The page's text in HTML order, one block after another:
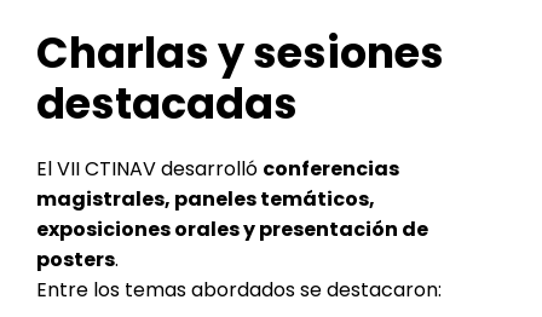
Charlas y sesiones
destacadas
El VII CTINAV desarrolló conferencias
magistrales, paneles temáticos,
exposiciones orales y presentación de
posters.
Entre los temas abordados se destacaron: